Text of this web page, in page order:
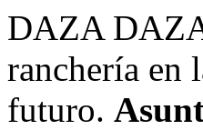
DAZA
ranchería en
futuro.